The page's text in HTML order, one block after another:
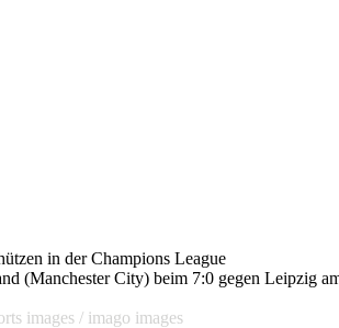
in der Champions League
(Manchester City) beim 7:0 gegen Leipzig
images / imago images